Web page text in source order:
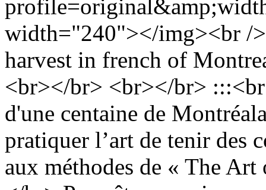
width="240"></img><br /
harvest in french of
<br></br> <br></br>
d'une centaine de
pratiquer l’art de tenir des
aux méthodes de « The